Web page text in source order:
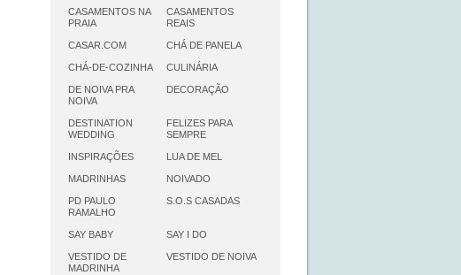
CASAMENTOS NA
PRAIA
CASAMENTOS
REAIS
CASAR.COM CHÁ DE PANELA
CHÁ-DE-COZINHA CULINÁRIA
DE NOIVA PRA
NOIVA
DECORAÇÃO
DESTINATION
WEDDING
FELIZES PARA
SEMPRE
INSPIRAÇÕES LUA DE MEL
MADRINHAS NOIVADO
PD PAULO
RAMALHO
S.O.S CASADAS
SAY BABY SAY I DO
VESTIDO DE
MADRINHA
VESTIDO DE NOIVA